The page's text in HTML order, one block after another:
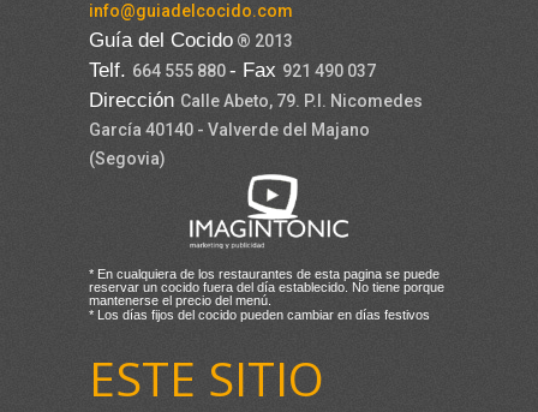
info@guiadelcocido.com
Guía del Cocido ® 2013
Telf. 664 555 880- Fax 921 490 037
Dirección Calle Abeto, 79. P.I. Nicomedes
García 40140 - Valverde del Majano
(Segovia)
* En cualquiera de los restaurantes de esta pagina se puede
reservar un cocido fuera del día establecido. No tiene porque
mantenerse el precio del menú.
* Los días fijos del cocido pueden cambiar en días festivos
ESTE SITIO